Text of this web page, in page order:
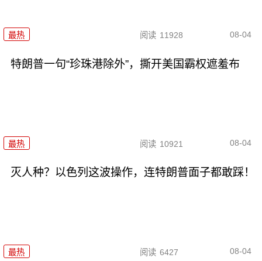
最热 阅读 11928 08-04
特朗普一句“珍珠港除外”，撕开美国霸权遮羞布
最热 阅读 10921 08-04
灭人种？以色列这波操作，连特朗普面子都敢踩！
最热 阅读 6427 08-04